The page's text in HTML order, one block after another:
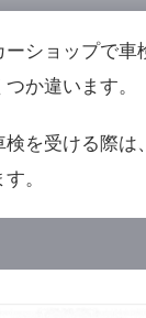
ショップで車
か違います。
を受ける際は
。